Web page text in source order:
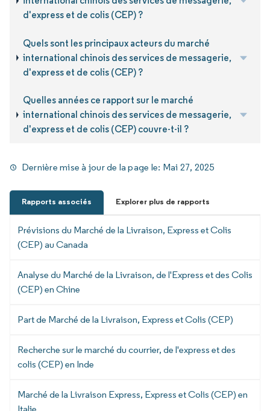
d'express et de colis (CEP) ?
Quels sont les principaux acteurs du marché
international chinois des services de messagerie,
d'express et de colis (CEP) ?
Quelles années ce rapport sur le marché
international chinois des services de messagerie,
d'express et de colis (CEP) couvre-t-il ?
Dernière mise à jour de la page le: Mai 27, 2025
Rapports associés Explorer plus de rapports
Prévisions du Marché de la Livraison, Express et Colis
(CEP) au Canada
Analyse du Marché de la Livraison, de l'Express et des Colis
(CEP) en Chine
Part de Marché de la Livraison, Express et Colis (CEP)
Recherche sur le marché du courrier, de l'express et des
colis (CEP) en Inde
Marché de la Livraison Express, Express et Colis (CEP) en